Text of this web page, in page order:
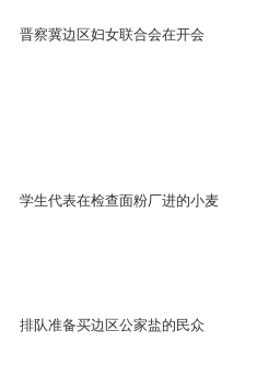
晋察冀边区妇女联合会在开会
学生代表在检查面粉厂进的小麦
排队准备买边区公家盐的民众